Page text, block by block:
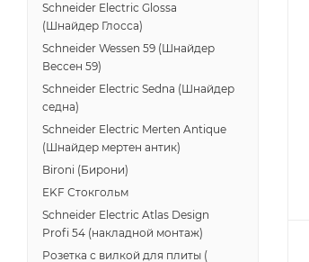
Schneider Electric Glossa
(Шнайдер Глосса)
Schneider Wessen 59 (Шнайдер
Вессен 59)
Schneider Electric Sedna (Шнайдер
седна)
Schneider Electric Merten Antique
(Шнайдер мертен антик)
Bironi (Бирони)
EKF Стокгольм
Schneider Electric Atlas Design
Profi 54 (накладной монтаж)
Розетка с вилкой для плиты (